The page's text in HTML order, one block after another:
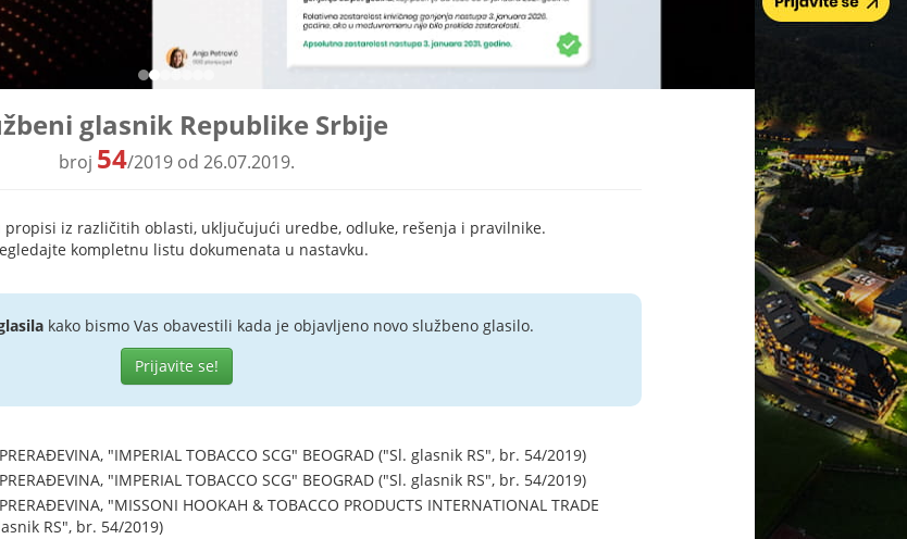
glasnik Republike Srbije
broj 54/2019 od 26.07.2019.
iz različitih oblasti, uključujući uredbe, odluke, rešenja i pravilnike.
kompletnu listu dokumenata u nastavku.
kako bismo Vas obavestili kada je objavljeno novo službeno glasilo.
Prijavite se!
"IMPERIAL TOBACCO SCG" BEOGRAD ("Sl. glasnik RS", br. 54/2019)
"IMPERIAL TOBACCO SCG" BEOGRAD ("Sl. glasnik RS", br. 54/2019)
"MISSONI HOOKAH & TOBACCO PRODUCTS INTERNATIONAL TRADE
RS", br. 54/2019)